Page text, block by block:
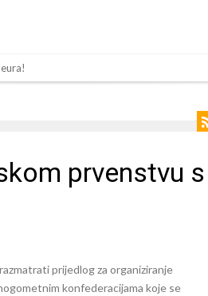
Jedan od njih je Messi, znate li ko je drugi?
prvenstvu s
prijedlog za organiziranje
konfederacijama koje se